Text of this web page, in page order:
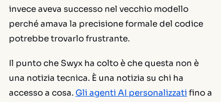
invece aveva successo nel vecchio modello
perché amava la precisione formale del codice
potrebbe trovarlo frustrante.
Il punto che Swyx ha colto è che questa non è
una notizia tecnica. È una notizia su chi ha
accesso a cosa. Gli agenti AI personalizzati fino a